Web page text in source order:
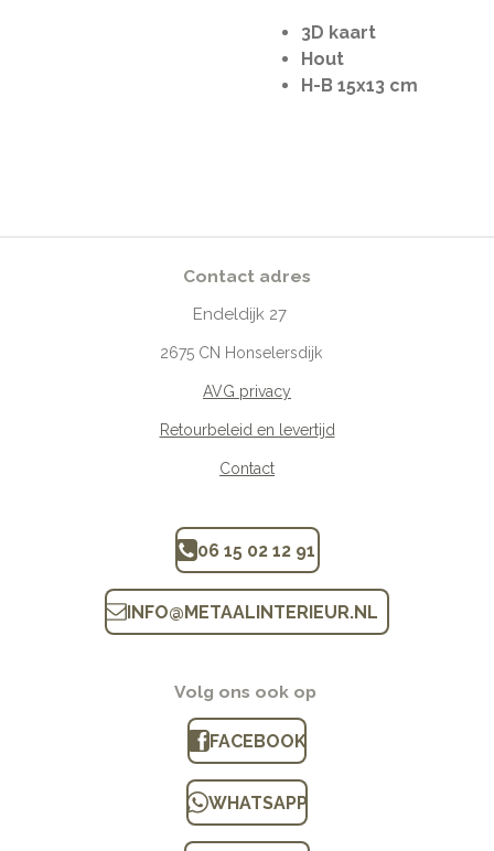
3D kaart
Hout
H-B 15x13 cm
Contact adres
Endeldijk 27
2675 CN Honselersdijk
AVG privacy
Retourbeleid en levertijd
Contact
06 15 02 12 91
INFO@METAALINTERIEUR.NL
Volg ons ook op
FACEBOOK
WHATSAPP